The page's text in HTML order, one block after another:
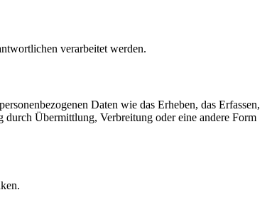
verarbeitet werden.
Daten wie das Erheben, das Erfassen,
durch Übermittlung, Verbreitung oder eine andere Form